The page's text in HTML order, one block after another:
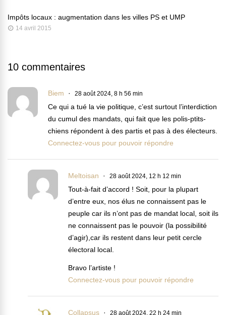
Impôts locaux : augmentation dans les villes PS et UMP
14 avril 2015
10 commentaires
Biem 28 août 2024, 8 h 56 min
Ce qui a tué la vie politique, c’est surtout l’interdiction
du cumul des mandats, qui fait que les polis-ptits-
chiens répondent à des partis et pas à des électeurs.
Connectez-vous pour pouvoir répondre
Meltoisan 28 août 2024, 12 h 12 min
Tout-à-fait d’accord ! Soit, pour la plupart
d’entre eux, nos élus ne connaissent pas le
peuple car ils n’ont pas de mandat local, soit ils
ne connaissent pas le pouvoir (la possibilité
d’agir),car ils restent dans leur petit cercle
électoral local.
Bravo l’artiste !
Connectez-vous pour pouvoir répondre
Collapsus 28 août 2024, 22 h 24 min